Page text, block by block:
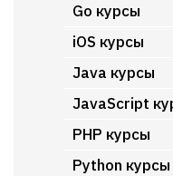
Go курсы
iOS курсы
Java курсы
JavaScript
PHP курсы
Python курсы